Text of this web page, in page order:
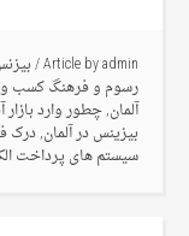
Article byadmin
/
رسوم و فرهنگ کسب و
آلمان,چطور وارد بازار
بیزینس در آلمان,درک
سیستم های پرداخت